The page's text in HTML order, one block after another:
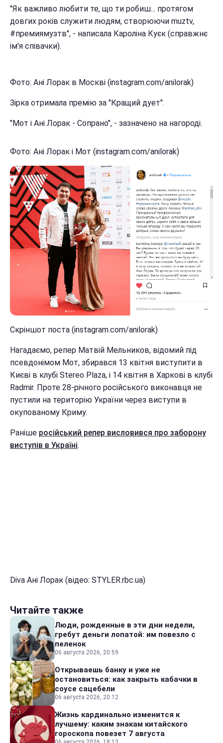
"Як важливо любити те, що ти робиш... протягом
довгих років служити людям, створюючи muztv,
#премиямузтв", - написала Кароліна Куєк (справжнє
ім'я співачки).
Фото: Ані Лорак в Москві (instagram.com/anilorak)
Зірка отримала премію за "Кращий дует".
"Мот і Ані Лорак - Сопрано", - зазначено на нагороді.
Фото: Ані Лорак і Мот (instagram.com/anilorak)
Скріншот поста (instagram.com/anilorak)
Нагадаємо, репер Матвій Мельников, відомий під
псевдонімом Мот, збирався 13 квітня виступити в
Києві в клубі Stereo Plaza, і 14 квітня в Харкові в клубі
Radmir. Проте 28-річного російського виконавця не
пустили на територію України через виступи в
окупованому Криму.
Раніше російський репер висловився про заборону
виступів в Україні.
Diva Ані Лорак (відео: STYLER.rbc.ua)
Читайте также
Люди, рожденные в эти дни недели,
гребут деньги лопатой: им повезло с
пеленок
06 августа 2026, 20:59
Открываешь банку и уже не
остановиться: как закрыть кабачки в
соусе сацебели
06 августа 2026, 20:12
Жизнь кардинально изменится к
лучшему: каким знакам китайского
гороскопа повезет 7 августа